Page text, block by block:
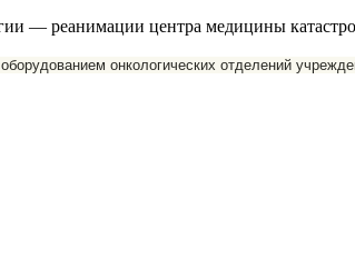
— реанимации центра медицины
онкологических отделений